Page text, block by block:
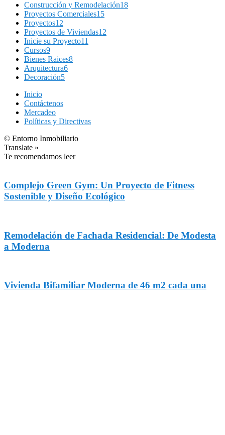
Construcción y Remodelación18
Proyectos Comerciales15
Proyectos12
Proyectos de Viviendas12
Inicie su Proyecto11
Cursos9
Bienes Raices8
Arquitectura6
Decoración5
Inicio
Contáctenos
Mercadeo
Políticas y Directivas
© Entorno Inmobiliario
Translate »
Te recomendamos leer
Complejo Green Gym: Un Proyecto de Fitness
Sostenible y Diseño Ecológico
Remodelación de Fachada Residencial: De Modesta
a Moderna
Vivienda Bifamiliar Moderna de 46 m2 cada una